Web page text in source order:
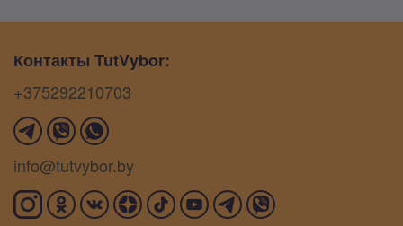
Контакты TutVybor:
+375292210703
info@tutvybor.by